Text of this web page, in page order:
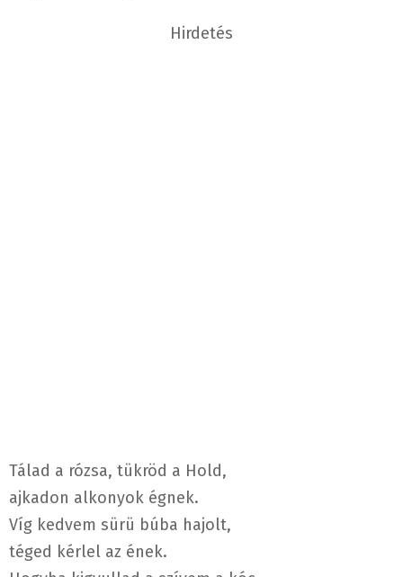
Hirdetés
Tálad a rózsa, tükröd a Hold,
ajkadon alkonyok égnek.
Víg kedvem sürü búba hajolt,
téged kérlel az ének.